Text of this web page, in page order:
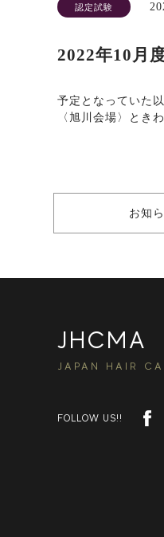
認定試験
2022年10月
予定となっていた
〈旭川会場〉とき
お知
JHCMA
JAPAN HAIR
FOLLOW US!!